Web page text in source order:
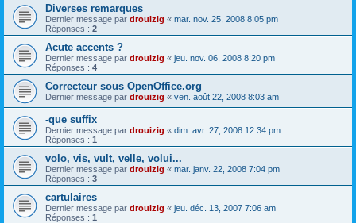
Diverses remarques
Dernier message par drouizig « mar. nov. 25, 2008 8:05 pm
Réponses : 2
Acute accents ?
Dernier message par drouizig « jeu. nov. 06, 2008 8:20 pm
Réponses : 4
Correcteur sous OpenOffice.org
Dernier message par drouizig « ven. août 22, 2008 8:03 am
-que suffix
Dernier message par drouizig « dim. avr. 27, 2008 12:34 pm
Réponses : 1
volo, vis, vult, velle, volui...
Dernier message par drouizig « mar. janv. 22, 2008 7:04 pm
Réponses : 3
cartulaires
Dernier message par drouizig « jeu. déc. 13, 2007 7:06 am
Réponses : 1